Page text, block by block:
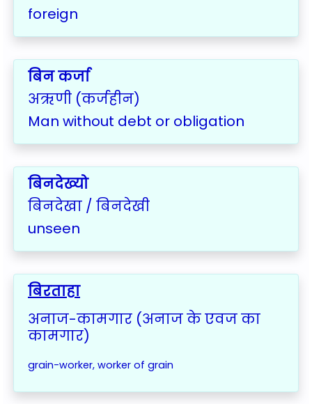
foreign
बिन कर्जा
अऋणी (कर्जहीन)
Man without debt or obligation
बिनदेख्यो
बिनदेखा / बिनदेखी
unseen
बिरताहा
अनाज-कामगार (अनाज के एवज का
कामगार)
grain-worker, worker of grain